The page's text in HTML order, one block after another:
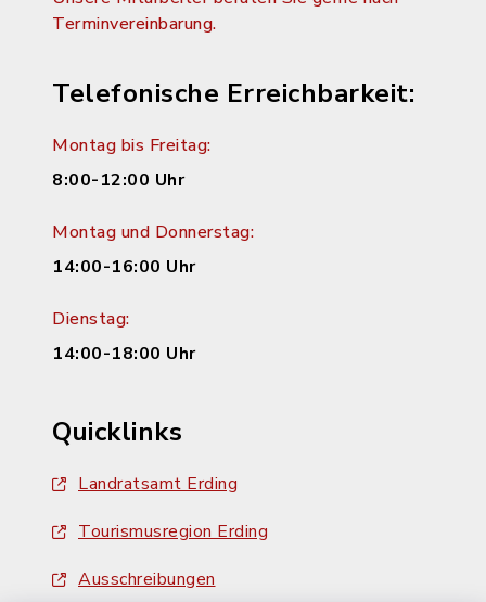
Terminvereinbarung.
Telefonische Erreichbarkeit:
Montag bis Freitag:
8:00-12:00 Uhr
Montag und Donnerstag:
14:00-16:00 Uhr
Dienstag:
14:00-18:00 Uhr
Quicklinks
Landratsamt Erding
Tourismusregion Erding
Ausschreibungen